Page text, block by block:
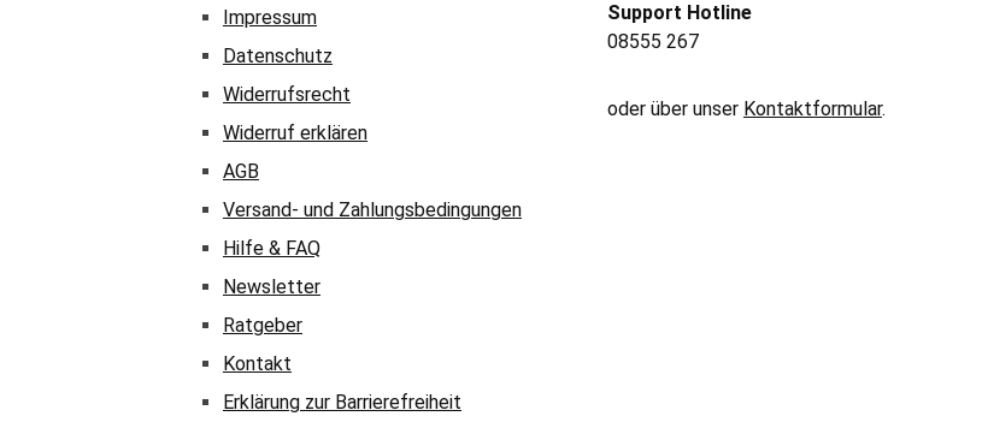
Impressum
Datenschutz
Widerrufsrecht
Widerruf erklären
AGB
Versand- und Zahlungsbedingungen
Hilfe & FAQ
Newsletter
Ratgeber
Kontakt
Erklärung zur Barrierefreiheit
Support Hotline
08555 267
oder über unser Kontaktformular.